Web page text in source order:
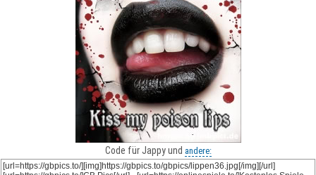
Code für Jappy und andere: